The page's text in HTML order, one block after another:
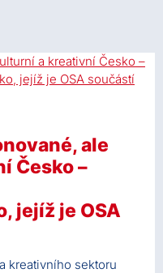
ale
Česko –
jejíž je OSA
kreativního sektoru